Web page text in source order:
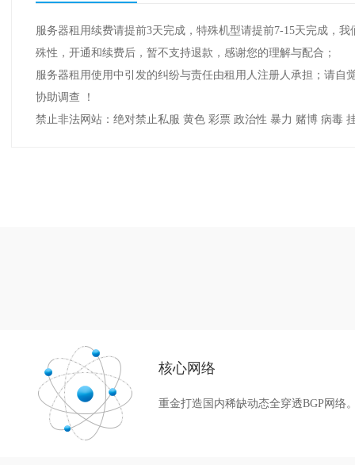
服务器租用续费请提前3天完成，特殊机型请提前7-15天完成，
殊性，开通和续费后，暂不支持退款，感谢您的理解与配合；
服务器租用使用中引发的纠纷与责任由租用人注册人承担；请自
协助调查 ！
禁止非法网站：绝对禁止私服 黄色 彩票 政治性 暴力 赌博 病毒
核心网络
重金打造国内稀缺动态全穿透BGP网络